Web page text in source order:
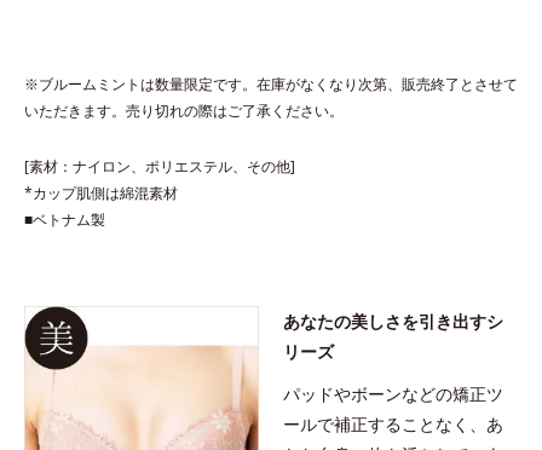
※ブルームミントは数量限定です。在庫がなくなり次第、販売終了とさせて
いただきます。売り切れの際はご了承ください。
[素材：ナイロン、ポリエステル、その他]
*カップ肌側は綿混素材
■ベトナム製
あなたの美しさを引き出すシ
リーズ
パッドやボーンなどの矯正ツ
ールで補正することなく、あ